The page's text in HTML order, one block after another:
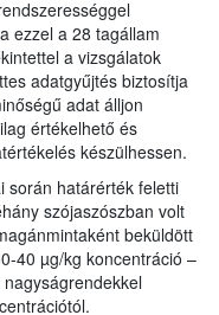
ezzel a 28 tagállam
a vizsgálatok
adatgyűjtés biztosítja
adat álljon
értékelhető és
készülhessen.
során határérték feletti
szójaszószban volt
beküldött
40 µg/kg koncentráció –